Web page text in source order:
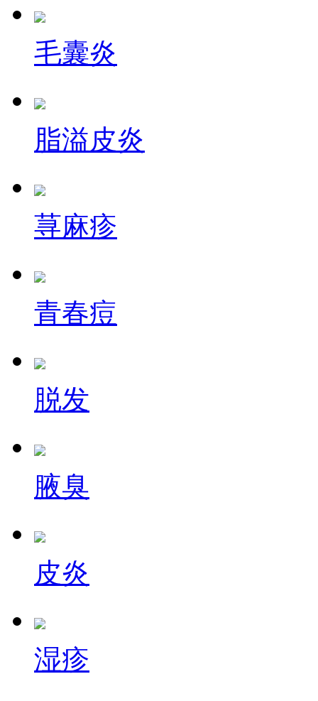
毛囊炎
脂溢皮炎
荨麻疹
青春痘
脱发
腋臭
皮炎
湿疹